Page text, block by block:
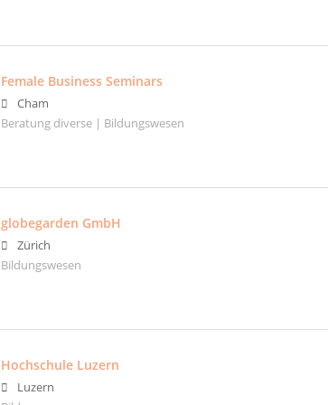
Female Business Seminars
Cham
Beratung diverse | Bildungswesen
globegarden GmbH
Zürich
Bildungswesen
Hochschule Luzern
Luzern